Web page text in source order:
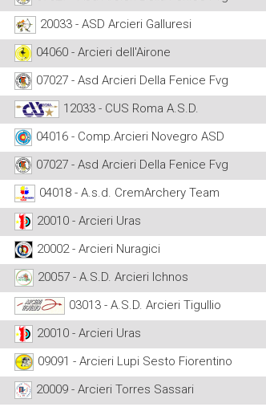
20033 - ASD Arcieri Galluresi
04060 - Arcieri dell'Airone
07027 - Asd Arcieri Della Fenice Fvg
12033 - CUS Roma A.S.D.
04016 - Comp.Arcieri Novegro ASD
07027 - Asd Arcieri Della Fenice Fvg
04018 - A.s.d. CremArchery Team
20010 - Arcieri Uras
20002 - Arcieri Nuragici
20057 - A.S.D. Arcieri Ichnos
03013 - A.S.D. Arcieri Tigullio
20010 - Arcieri Uras
09091 - Arcieri Lupi Sesto Fiorentino
20009 - Arcieri Torres Sassari